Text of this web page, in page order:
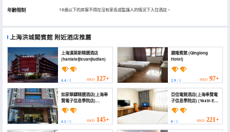
年齡限制 18歲以下的房客不得在沒有家長或監護人的情況下入住酒店。
上海洪城閣賓館 附近酒店推薦
上海漢萊斯精選酒店
(hanlaisijixuanjiudian)
4.4 / 5 HKD 127+
寢隆賓館 (Qinglong
Hotel)
2.9/ 5 HKD 97+
如家華驛精選酒店(上海奉
賢電子信息學院店)
(Home Inn (Fengxian
Electronic Information
Institute, Shanghai))
4.1 / 5 HKD 145+
亞信電競酒店(上海奉賢電
子信息學院店) (Yaxin E-
Sports Hotel (Shanghai
Fengxian Electronic
Information College))
0/ 5 HKD 221+